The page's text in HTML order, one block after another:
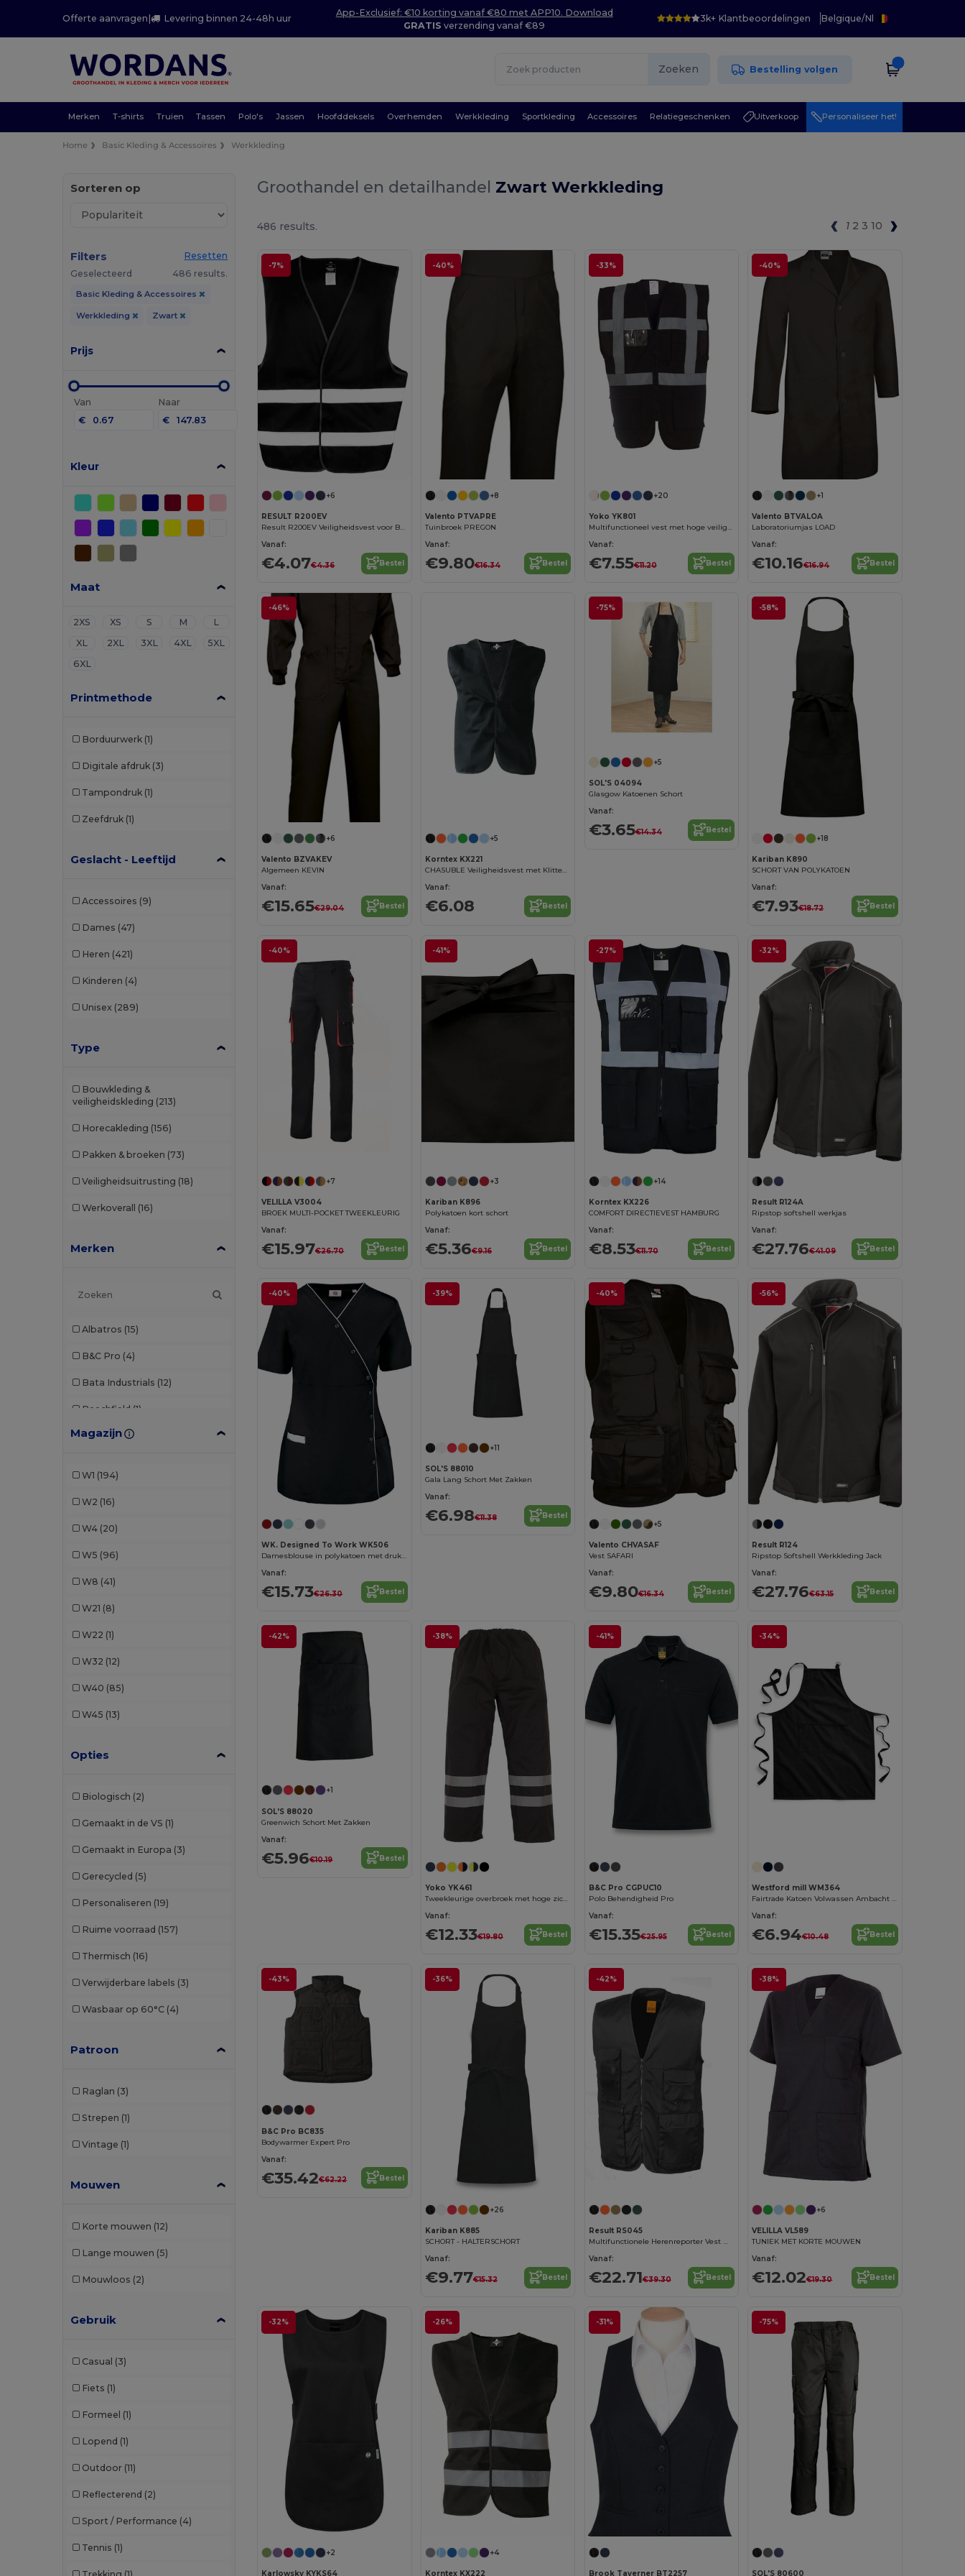
Offerte aanvragen | Levering binnen 24-48h uur
App-Exclusief: €10 korting vanaf €80 met APP10. Download
GRATIS verzending vanaf €89
3k+ Klantbeoordelingen Belgique/Nl
Zoeken Bestelling volgen
Merken T-shirts Truien Tassen Polo's Jassen Hoofddeksels Overhemden Werkkleding Sportkleding Accessoires Relatiegeschenken Uitverkoop Personaliseer het!
Home Basic Kleding & Accessoires Werkkleding
Sorteren op
Filters
Resetten
Geselecteerd
486 results.
Basic Kleding & Accessoires
Werkkleding Zwart
Prijs
Van
€
Naar
€
Kleur
Maat
2XS XS S M
L
XL
2XL 3XL 4XL
5XL
6XL
Printmethode
Borduurwerk (1)
Digitale afdruk (3)
Tampondruk (1)
Zeefdruk (1)
Geslacht - Leeftijd
Accessoires (9)
Dames (47)
Heren (421)
Kinderen (4)
Unisex (289)
Type
Bouwkleding &
veiligheidskleding (213)
Horecakleding (156)
Pakken & broeken (73)
Veiligheidsuitrusting (18)
Werkoverall (16)
Merken
Albatros (15)
B&C Pro (4)
Bata Industrials (12)
Beechfield (1)
Brook Taverner
Kariban
Regatta
Roly (19)
SOL'S
TH Clothes
Valento (85)
Velilla (31)
Westford mill
WK. Designed To Work
Yoko (20)
Magazijn
W1 (194)
W2 (16)
W4 (20)
W5 (96)
W8 (41)
W21 (8)
W22 (1)
W32 (12)
W40 (85)
W45 (13)
Opties
Biologisch (2)
Gemaakt in de VS (1)
Gemaakt in Europa (3)
Gerecycled (5)
Personaliseren (19)
Ruime voorraad (157)
Thermisch (16)
Verwijderbare labels (3)
Wasbaar op 60°C (4)
Patroon
Raglan (3)
Strepen (1)
Vintage (1)
Mouwen
Korte mouwen (12)
Lange mouwen (5)
Mouwloos (2)
Gebruik
Casual (3)
Fiets (1)
Formeel (1)
Lopend (1)
Outdoor (11)
Reflecterend (2)
Sport / Performance (4)
Tennis (1)
Groothandel en detailhandel Zwart Werkkleding
486 results. 1 2 3 10
-7%
+6
RESULT R200EV
Result R200EV Veiligheidsvest voor Bouwplaats
Vanaf:
€4.07€4.36 Bestel
-40%
+8
Valento PTVAPRE
Tuinbroek PREGON
Vanaf:
€9.80€16.34 Bestel
-33%
+20
Yoko YK801
Multifunctioneel vest met hoge veiligheid
Vanaf:
€7.55€11.20 Bestel
-40%
+1
Valento BTVALOA
Laboratoriumjas LOAD
Vanaf:
€10.16€16.94 Bestel
-46%
+6
Valento BZVAKEV
Algemeen KEVIN
Vanaf:
€15.65€29.04 Bestel
+5
Korntex KX221
CHASUBLE Veiligheidsvest met Klitteband
Vanaf:
€6.08 Bestel
-75%
+5
SOL'S 04094
Glasgow Katoenen Schort
Vanaf:
€3.65€14.34 Bestel
-58%
+18
Kariban K890
SCHORT VAN POLYKATOEN
Vanaf:
€7.93€18.72 Bestel
-40%
+7
VELILLA V3004
BROEK MULTI-POCKET TWEEKLEURIG
Vanaf:
€15.97€26.70 Bestel
-41%
+3
Kariban K896
Polykatoen kort schort
Vanaf:
€5.36€9.16 Bestel
-27%
+14
Korntex KX226
COMFORT DIRECTIEVEST HAMBURG
Vanaf:
€8.53€11.70 Bestel
-32%
Result R124A
Ripstop softshell werkjas
Vanaf:
€27.76€41.09 Bestel
-40%
WK. Designed To Work WK506
Damesblouse in polykatoen met drukknopen
Vanaf:
€15.73€26.30 Bestel
-39%
+11
SOL'S 88010
Gala Lang Schort Met Zakken
Vanaf:
€6.98€11.38 Bestel
-40%
+5
Valento CHVASAF
Vest SAFARI
Vanaf:
€9.80€16.34 Bestel
-56%
Result R124
Ripstop Softshell Werkkleding Jack
Vanaf:
€27.76€63.15 Bestel
-42%
+1
SOL'S 88020
Greenwich Schort Met Zakken
Vanaf:
€5.96€10.19 Bestel
-38%
Yoko YK461
Tweekleurige overbroek met hoge zichtbaarheid
Vanaf:
€12.33€19.80 Bestel
-41%
B&C Pro CGPUC10
Polo Behendigheid Pro
Vanaf:
€15.35€25.95 Bestel
-34%
Westford mill WM364
Fairtrade Katoen Volwassen Ambacht Schort
Vanaf:
€6.94€10.48 Bestel
-43%
B&C Pro BC835
Bodywarmer Expert Pro
Vanaf:
€35.42€62.22 Bestel
-36%
+26
Kariban K885
SCHORT - HALTERSCHORT
Vanaf:
€9.77€15.32 Bestel
-42%
Result RS045
Multifunctionele Herenreporter Vest met 8 Vakken
Vanaf:
€22.71€39.30 Bestel
-38%
+6
VELILLA VL589
TUNIEK MET KORTE MOUWEN
Vanaf:
€12.02€19.30 Bestel
-32%
+2
Karlowsky KYKS64
-26%
+4
Korntex KX222
-31%
Brook Taverner BT2257
-75%
SOL'S 80600